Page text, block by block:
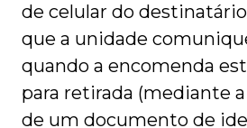
de celular do
que a unidade
quando a encomenda
para retirada (mediante
de um documento de